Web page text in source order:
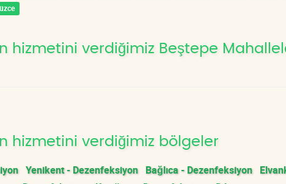
hizmetini verdiğimiz Beştepe
hizmetini verdiğimiz bölgeler
Yenikent - Dezenfeksiyon Bağlıca - Dezenfeksiyon